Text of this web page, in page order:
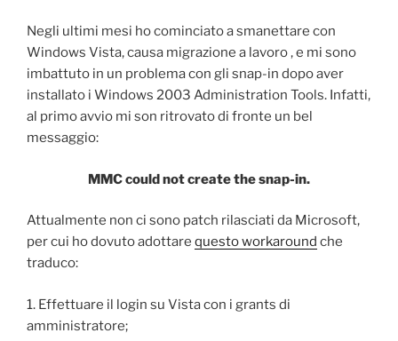
Negli ultimi mesi ho cominciato a smanettare con
Windows Vista, causa migrazione a lavoro, e mi sono
imbattuto in un problema con gli snap-in dopo aver
installato i Windows 2003 Administration Tools. Infatti,
al primo avvio mi son ritrovato di fronte un bel
messaggio:
MMC could not create the snap-in.
Attualmente non ci sono patch rilasciati da Microsoft,
per cui ho dovuto adottare questo workaround che
traduco:
1. Effettuare il login su Vista con i grants di
amministratore;